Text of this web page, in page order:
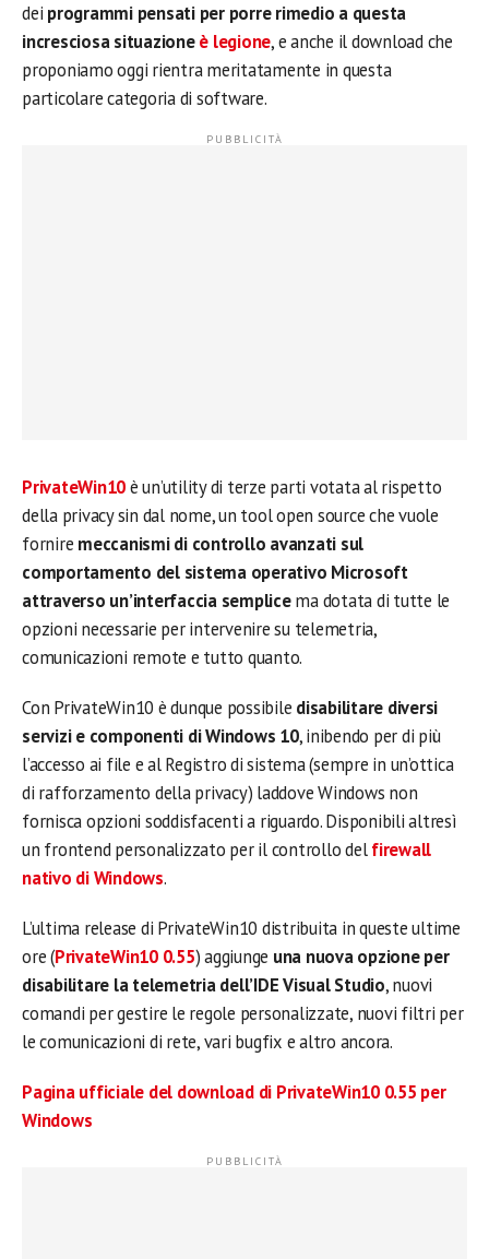
dei programmi pensati per porre rimedio a questa
incresciosa situazione è legione, e anche il download che
proponiamo oggi rientra meritatamente in questa
particolare categoria di software.
PrivateWin10è un’utility di terze parti votata al rispetto
della privacy sin dal nome, un tool open source che vuole
fornire meccanismi di controllo avanzati sul
comportamento del sistema operativo Microsoft
attraverso un’interfaccia semplicema dotata di tutte le
opzioni necessarie per intervenire su telemetria,
comunicazioni remote e tutto quanto.
Con PrivateWin10 è dunque possibile disabilitare diversi
servizi e componenti di Windows 10, inibendo per di più
l’accesso ai file e al Registro di sistema (sempre in un’ottica
di rafforzamento della privacy) laddove Windows non
fornisca opzioni soddisfacenti a riguardo. Disponibili altresì
un frontend personalizzato per il controllo delfirewall
nativo di Windows.
L’ultima release di PrivateWin10 distribuita in queste ultime
ore (PrivateWin10 0.55) aggiunge una nuova opzione per
disabilitare la telemetria dell’IDE Visual Studio, nuovi
comandi per gestire le regole personalizzate, nuovi filtri per
le comunicazioni di rete, vari bugfix e altro ancora.
Pagina ufficiale del download di PrivateWin10 0.55 per
Windows